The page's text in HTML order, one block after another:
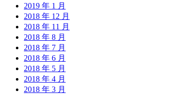
2019 年 1 月
2018 年 12 月
2018 年 11 月
2018 年 8 月
2018 年 7 月
2018 年 6 月
2018 年 5 月
2018 年 4 月
2018 年 3 月